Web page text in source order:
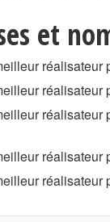
et
réalisateur
réalisateur
réalisateur
réalisateur
réalisateur